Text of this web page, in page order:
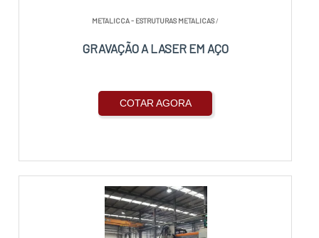
METALICCA - ESTRUTURAS METALICAS/
GRAVAÇÃO A LASER EM AÇO
COTAR AGORA